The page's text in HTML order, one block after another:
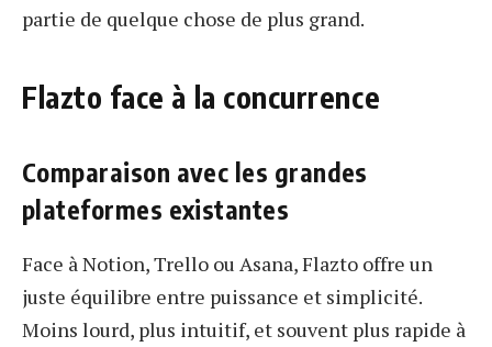
partie de quelque chose de plus grand.
Flazto face à la concurrence
Comparaison avec les grandes
plateformes existantes
Face à Notion, Trello ou Asana, Flazto offre un
juste équilibre entre puissance et simplicité.
Moins lourd, plus intuitif, et souvent plus rapide à